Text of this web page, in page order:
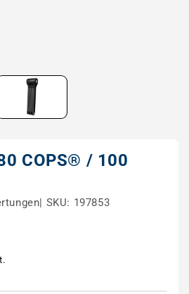
COPS® / 100
| SKU: 197853